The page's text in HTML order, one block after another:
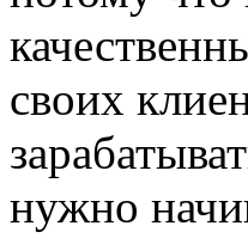
своих
нужно